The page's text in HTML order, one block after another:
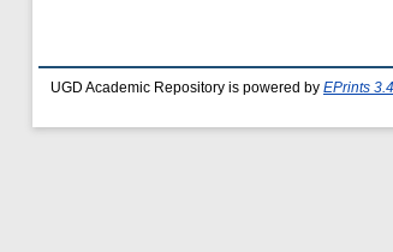
UGD Academic Repository is powered by EPrints 3.4